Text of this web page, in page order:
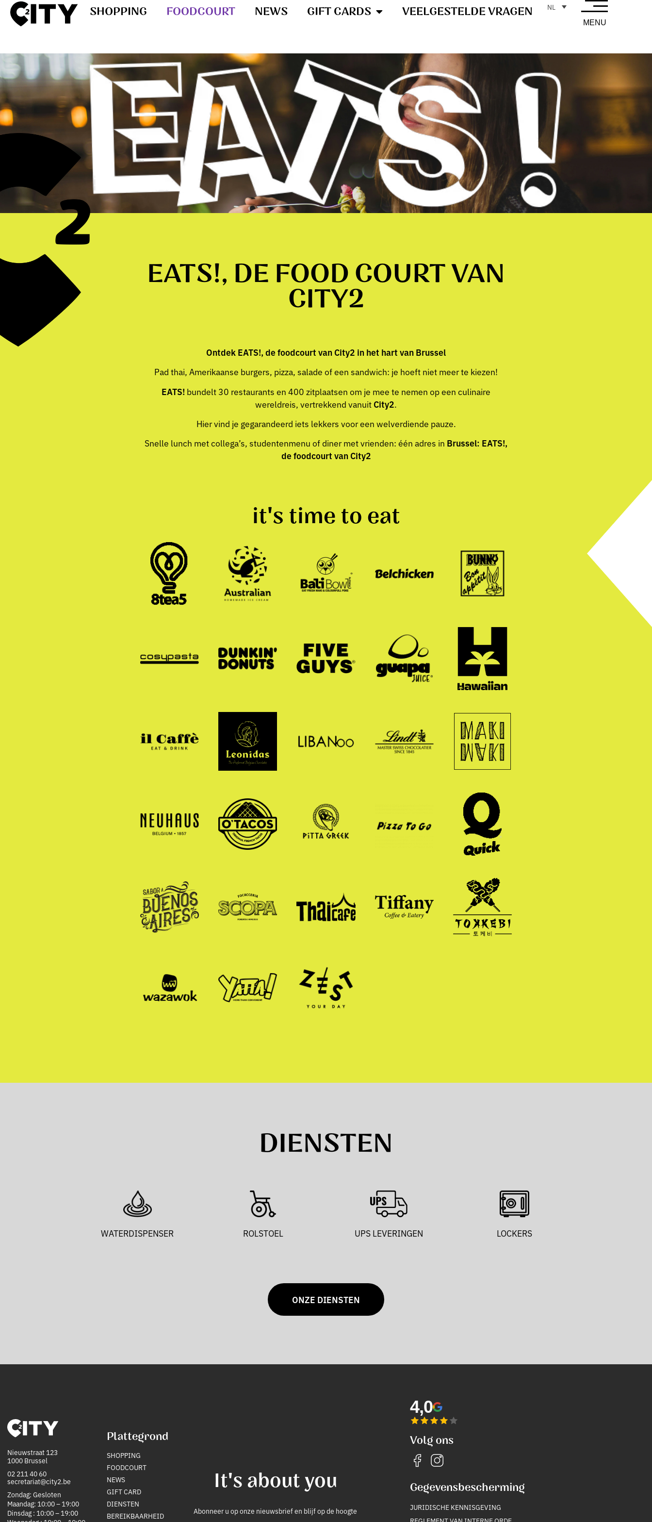
SHOPPING FOODCOURT NEWS GIFT CARDS VEELGESTELDE VRAGEN NL
MENU
EATS!, DE FOOD COURT VAN
CITY2
Ontdek EATS!, de foodcourt van City2 in het hart van Brussel
Pad thai, Amerikaanse burgers, pizza, salade of een sandwich: je hoeft niet meer te kiezen!
EATS! bundelt 30 restaurants en 400 zitplaatsen om je mee te nemen op een culinaire
wereldreis, vertrekkend vanuit City2.
Hier vind je gegarandeerd iets lekkers voor een welverdiende pauze.
Snelle lunch met collega’s, studentenmenu of diner met vrienden: één adres in Brussel: EATS!,
de foodcourt van City2
it's time to eat
DIENSTEN
WATERDISPENSER ROLSTOEL UPS LEVERINGEN LOCKERS
ONZE DIENSTEN
Nieuwstraat 123
1000 Brussel
02 211 40 60
secretariat@city2.be
Zondag: Gesloten
Maandag: 10:00 – 19:00
Dinsdag : 10:00 – 19:00
Plattegrond
SHOPPING
FOODCOURT
NEWS
GIFT CARD
DIENSTEN
BEREIKBAARHEID
It's about you
Abonneer u op onze nieuwsbrief en blijf op de hoogte
4,0
Volg ons
Gegevensbescherming
JURIDISCHE KENNISGEVING